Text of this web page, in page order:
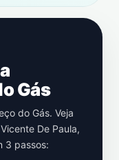
Gás
do Gás. Veja
De Paula,
3 passos: